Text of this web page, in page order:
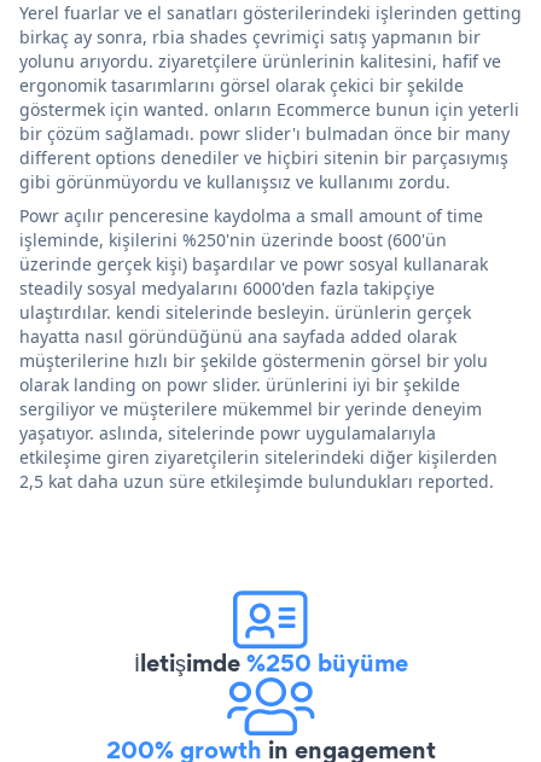
Yerel fuarlar ve el sanatları gösterilerindeki işlerinden getting
birkaç ay sonra, rbia shades çevrimiçi satış yapmanın bir
yolunu arıyordu. ziyaretçilere ürünlerinin kalitesini, hafif ve
ergonomik tasarımlarını görsel olarak çekici bir şekilde
göstermek için wanted. onların Ecommerce bunun için yeterli
bir çözüm sağlamadı. powr slider'ı bulmadan önce bir many
different options denediler ve hiçbiri sitenin bir parçasıymış
gibi görünmüyordu ve kullanışsız ve kullanımı zordu.
Powr açılır penceresine kaydolma a small amount of time
işleminde, kişilerini %250'nin üzerinde boost (600'ün
üzerinde gerçek kişi) başardılar ve powr sosyal kullanarak
steadily sosyal medyalarını 6000'den fazla takipçiye
ulaştırdılar. kendi sitelerinde besleyin. ürünlerin gerçek
hayatta nasıl göründüğünü ana sayfada added olarak
müşterilerine hızlı bir şekilde göstermenin görsel bir yolu
olarak landing on powr slider. ürünlerini iyi bir şekilde
sergiliyor ve müşterilere mükemmel bir yerinde deneyim
yaşatıyor. aslında, sitelerinde powr uygulamalarıyla
etkileşime giren ziyaretçilerin sitelerindeki diğer kişilerden
2,5 kat daha uzun süre etkileşimde bulundukları reported.
İletişimde%250 büyüme
200% growth in engagement